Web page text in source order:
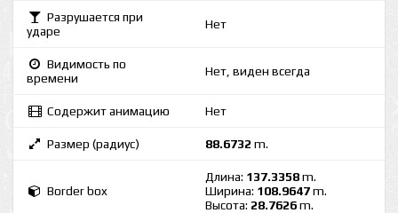
Разрушается при
ударе
Нет
Видимость по
времени
Нет, виден всегда
Содержит анимацию Нет
Размер (радиус) 88.6732 m.
Border box
Длина: 137.3358m.
Ширина: 108.9647m.
Высота: 28.7626m.